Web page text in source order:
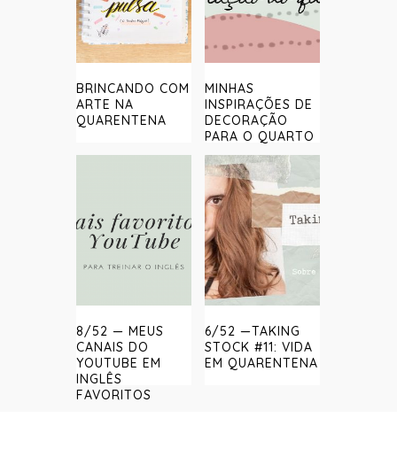
BRINCANDO COM
ARTE NA
QUARENTENA
MINHAS
INSPIRAÇÕES DE
DECORAÇÃO
PARA O QUARTO
8/52 — MEUS
CANAIS DO
YOUTUBE EM
INGLÊS
FAVORITOS
6/52 —TAKING
STOCK #11: VIDA
EM QUARENTENA